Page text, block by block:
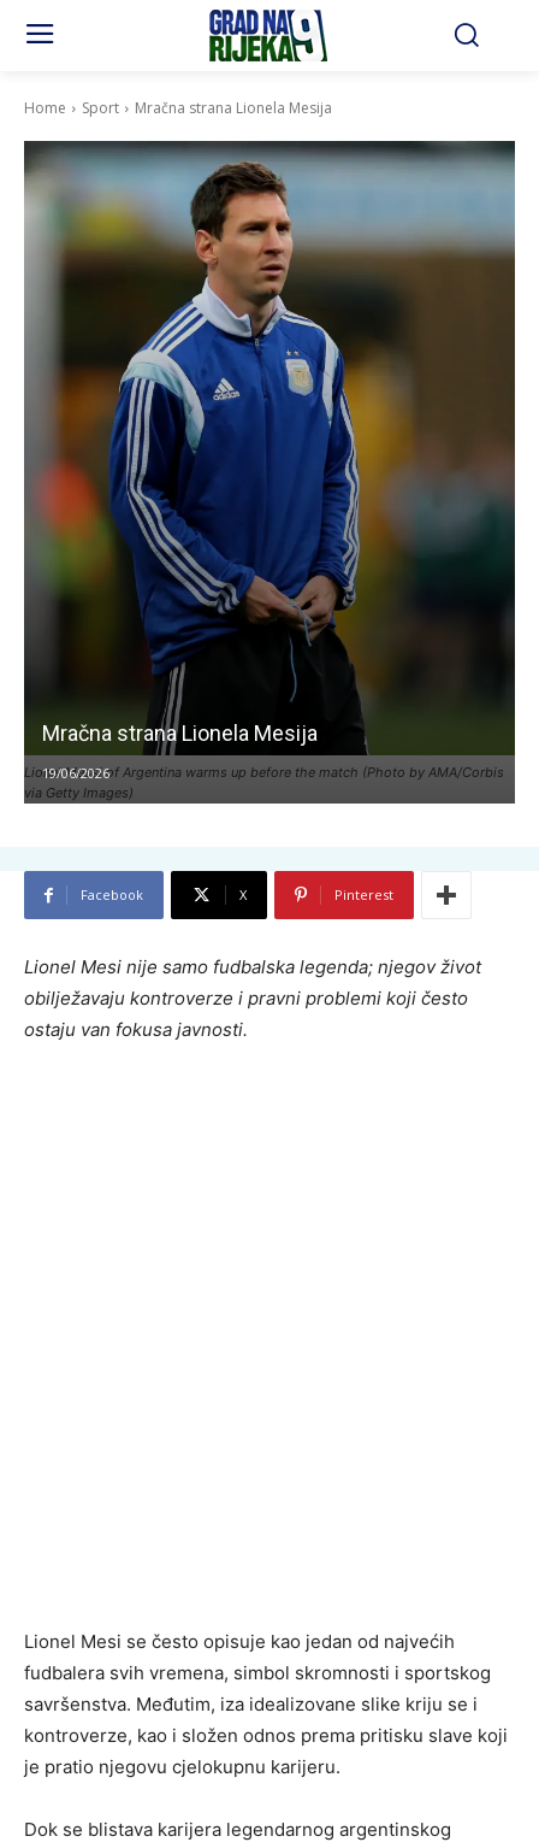
Home Sport Mračna strana Lionela Mesija
Lionel Messi of Argentina warms up before the match (Photo by AMA/Corbis
via Getty Images)
Mračna strana Lionela Mesija
19/06/2026
Facebook X Pinterest
Lionel Mesi nije samo fudbalska legenda; njegov život
obilježavaju kontroverze i pravni problemi koji često
ostaju van fokusa javnosti.
Lionel Mesi se često opisuje kao jedan od najvećih
fudbalera svih vremena, simbol skromnosti i sportskog
savršenstva. Međutim, iza idealizovane slike kriju se i
kontroverze, kao i složen odnos prema pritisku slave koji
je pratio njegovu cjelokupnu karijeru.
Dok se blistava karijera legendarnog argentinskog